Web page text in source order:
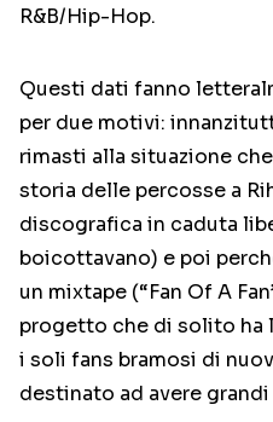
R&B/Hip-Hop.
Questi dati fanno
per due motivi:
rimasti alla situazione
storia delle percosse a
discografica in caduta
boicottavano) e poi
un mixtape (“Fan Of A
progetto che di solito ha
i soli fans bramosi di
destinato ad avere